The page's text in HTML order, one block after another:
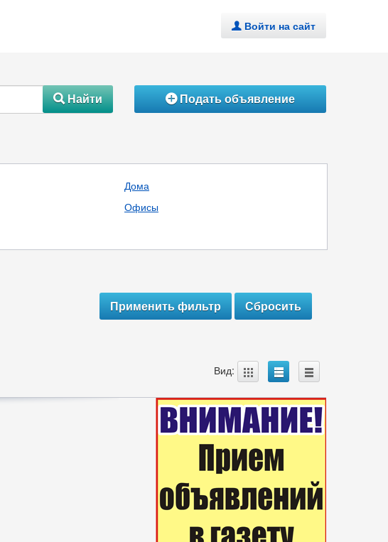
. Войти на сайт
#Найти ÁПодать объявление
Дома
Офисы
Вид: A B C